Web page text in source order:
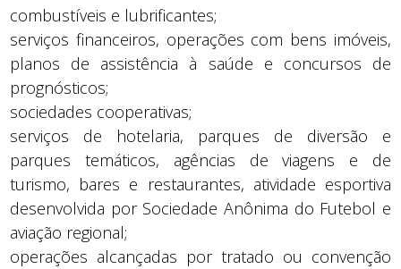
combustíveis e lubrificantes;
serviços financeiros, operações com bens imóveis,
planos de assistência à saúde e concursos de
prognósticos;
sociedades cooperativas;
serviços de hotelaria, parques de diversão e
parques temáticos, agências de viagens e de
turismo, bares e restaurantes, atividade esportiva
desenvolvida por Sociedade Anônima do Futebol e
aviação regional;
operações alcançadas por tratado ou convenção